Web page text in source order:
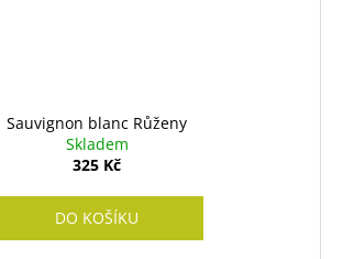
Sauvignon blanc Růženy
Skladem
325 Kč
DO KOŠÍKU